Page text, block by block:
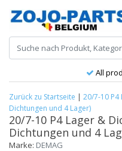
All
Zurück zu Startseite | 20/7-10 P4
Dichtungen und 4 Lager)
20/7-10 P4 Lager &
Dichtungen und 4
Marke: DEMAG